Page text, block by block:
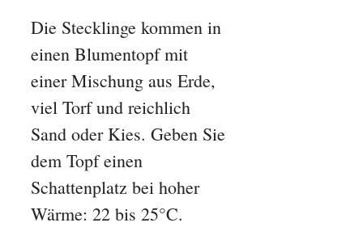
Die Stecklinge kommen in
einen Blumentopf mit
einer Mischung aus Erde,
viel Torf und reichlich
Sand oder Kies. Geben Sie
dem Topf einen
Schattenplatz bei hoher
Wärme: 22 bis 25°C.